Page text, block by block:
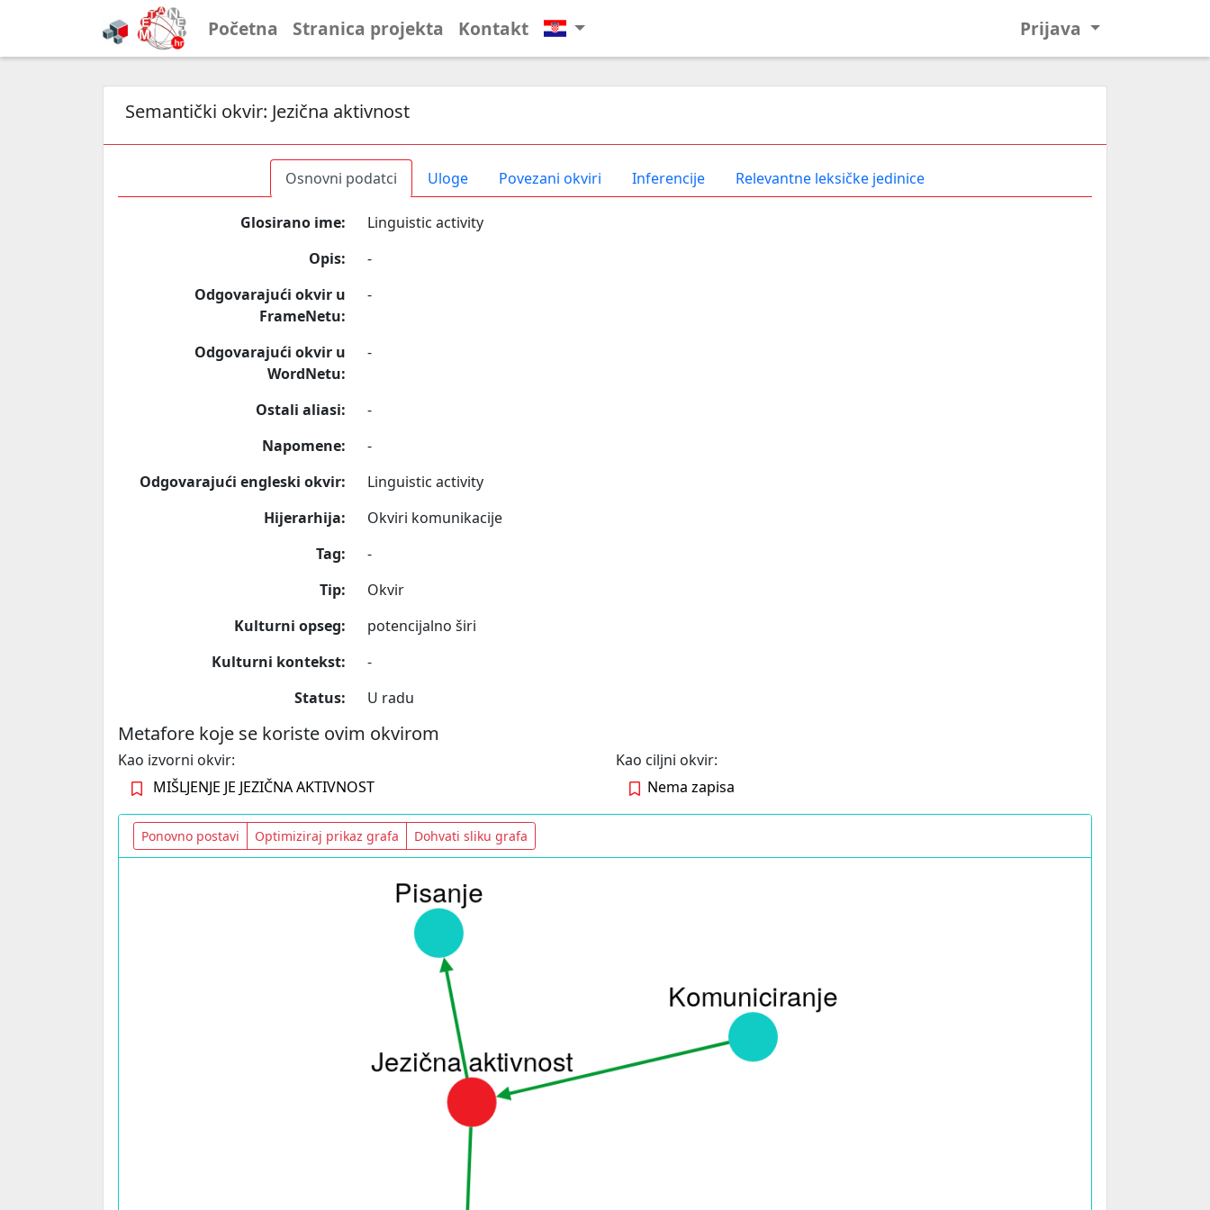
Početna Stranica projekta Kontakt Prijava
Semantički okvir: Jezična aktivnost
Osnovni podatci Uloge Povezani okviri Inferencije Relevantne leksičke jedinice
Glosirano ime:
Linguistic activity
Opis:
-
Odgovarajući okvir u
FrameNetu:
-
Odgovarajući okvir u
WordNetu:
-
Ostali aliasi:
-
Napomene:
-
Odgovarajući engleski okvir:
Linguistic activity
Hijerarhija:
Okviri komunikacije
Tag:
-
Tip:
Okvir
Kulturni opseg:
potencijalno širi
Kulturni kontekst:
-
Status:
U radu
Metafore koje se koriste ovim okvirom
Kao izvorni okvir:
MIŠLJENJE JE JEZIČNA AKTIVNOST
Kao ciljni okvir:
Nema zapisa
Ponovno postavi Optimiziraj prikaz grafa Dohvati sliku grafa